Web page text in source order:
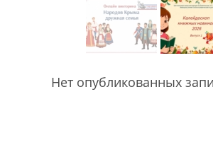
Нет опубликованных